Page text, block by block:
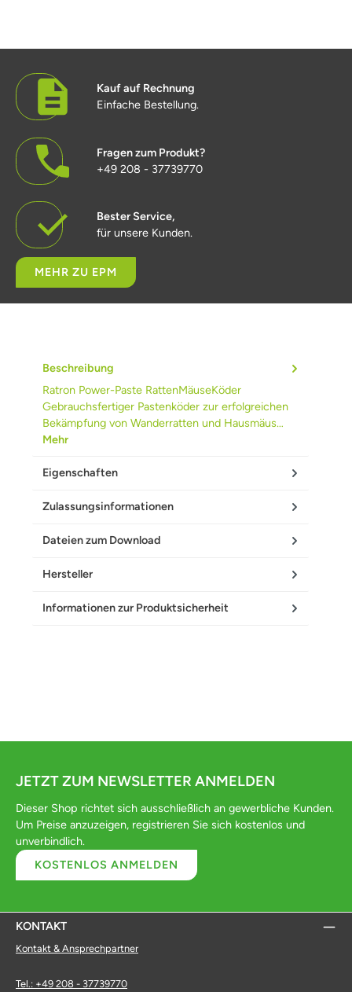
Kauf auf Rechnung
Einfache Bestellung.
Fragen zum Produkt?
+49 208 - 37739770
Bester Service,
für unsere Kunden.
MEHR ZU EPM
Beschreibung
Ratron Power-Paste RattenMäuseKöder
Gebrauchsfertiger Pastenköder zur erfolgreichen
Bekämpfung von Wanderratten und Hausmäus…
Mehr
Eigenschaften
Zulassungsinformationen
Dateien zum Download
Hersteller
Informationen zur Produktsicherheit
JETZT ZUM NEWSLETTER ANMELDEN
Dieser Shop richtet sich ausschließlich an gewerbliche Kunden.
Um Preise anzuzeigen, registrieren Sie sich kostenlos und
unverbindlich.
KOSTENLOS ANMELDEN
KONTAKT
Kontakt & Ansprechpartner
Tel.: +49 208 - 37739770